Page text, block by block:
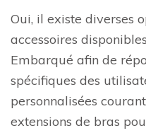
Oui, il existe diverses
accessoires
Embarqué afin de
spécifiques des
personnalisées
extensions de bras